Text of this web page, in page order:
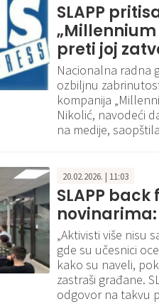
SLAPP
„Millennium
preti joj
Nacionalna radna
ozbiljnu
kompanija
Nikolić, navodeći
na medije,
20.02.2026. | 11:03
SLAPP
„Aktivisti više nisu
gde su učesnici
kako su naveli,
zastraši građane.
odgovor na takvu